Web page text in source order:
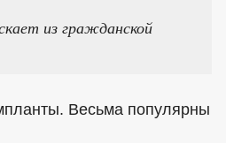
из гражданской
Весьма популярны